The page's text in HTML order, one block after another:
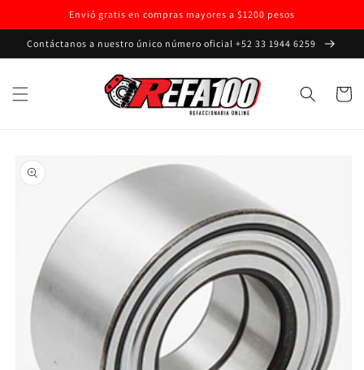
directamente
al contenido
Envió gratis en compras mayores a $1200 pesos
Contáctanos a nuestro único número oficial +52 33 1944 6259
Carrito
a la
información